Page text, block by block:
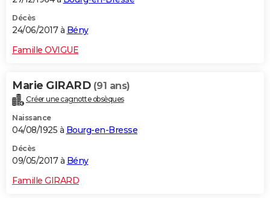
Décès
24/06/2017 à Bény
Famille OVIGUE
Marie GIRARD (91 ans)
Créer une cagnotte obsèques
Naissance
04/08/1925 à Bourg-en-Bresse
Décès
09/05/2017 à Bény
Famille GIRARD